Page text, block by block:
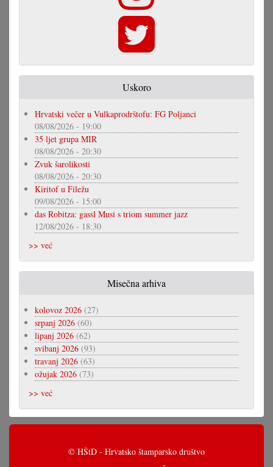
Uskoro
Hrvatski večer u Vulkaprodrštofu: FG Poljanci
08/08/2026 - 19:00
35 ljet grupa MIR
08/08/2026 - 20:30
Zvuk šarolikosti
08/08/2026 - 20:30
Kiritof u Filežu
09/08/2026 - 15:00
das Robitza: gassl Musi s triom summer jazz
12/08/2026 - 18:30
>> već
Misečna arhiva
kolovoz 2026 (27)
srpanj 2026 (60)
lipanj 2026 (62)
svibanj 2026 (93)
travanj 2026 (63)
ožujak 2026 (73)
>> već
© HŠtD - Hrvatsko štamparsko društvo